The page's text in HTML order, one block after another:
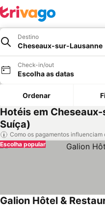
Destino
Cheseaux-sur-Lausanne
Check-in/out
Escolha as datas
Ordenar
Hotéis em
Suíça)
Como os pagamentos influenciam
Escolha popular
Galion Hôtel &